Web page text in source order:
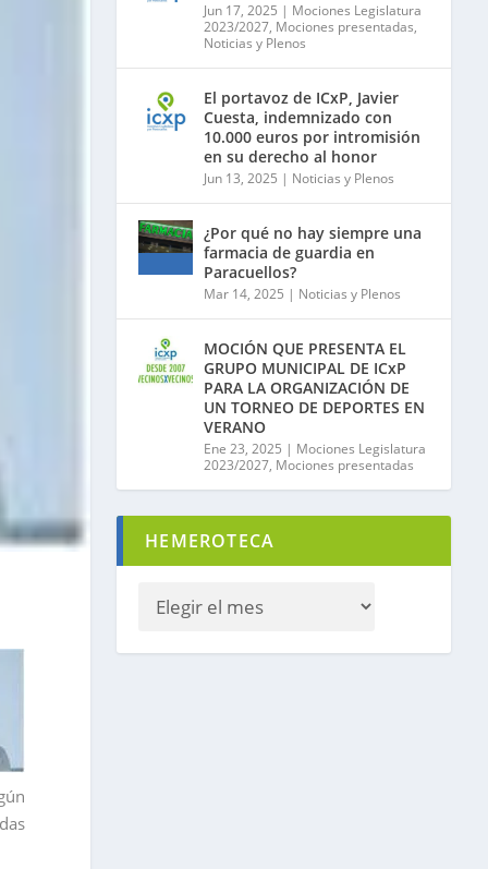
Jun 17, 2025 | Mociones Legislatura
2023/2027, Mociones presentadas,
Noticias y Plenos
El portavoz de ICxP, Javier
Cuesta, indemnizado con
10.000 euros por intromisión
en su derecho al honor
Jun 13, 2025 | Noticias y Plenos
¿Por qué no hay siempre una
farmacia de guardia en
Paracuellos?
Mar 14, 2025 | Noticias y Plenos
MOCIÓN QUE PRESENTA EL
GRUPO MUNICIPAL DE ICxP
PARA LA ORGANIZACIÓN DE
UN TORNEO DE DEPORTES EN
VERANO
Ene 23, 2025 | Mociones Legislatura
2023/2027, Mociones presentadas
HEMEROTECA